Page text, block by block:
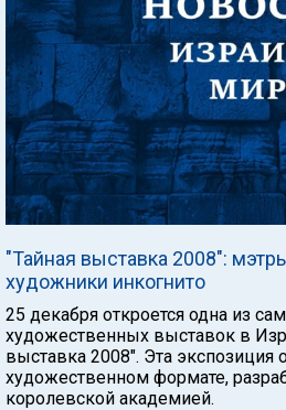
"Тайная выставка 2008":
художники инкогнито
25 декабря откроется одна из
художественных выставок в
выставка 2008". Эта экспозиция
художественном формате,
королевской академией.